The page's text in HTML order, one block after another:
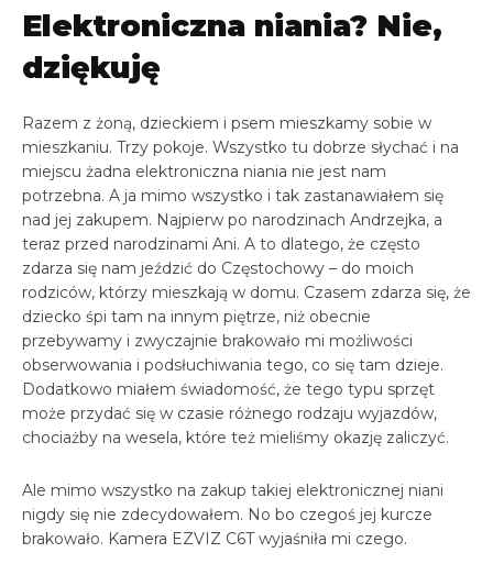
Elektroniczna niania? Nie,
dziękuję
Razem z żoną, dzieckiem i psem mieszkamy sobie w
mieszkaniu. Trzy pokoje. Wszystko tu dobrze słychać i na
miejscu żadna elektroniczna niania nie jest nam
potrzebna. A ja mimo wszystko i tak zastanawiałem się
nad jej zakupem. Najpierw po narodzinach Andrzejka, a
teraz przed narodzinami Ani. A to dlatego, że często
zdarza się nam jeździć do Częstochowy – do moich
rodziców, którzy mieszkają w domu. Czasem zdarza się, że
dziecko śpi tam na innym piętrze, niż obecnie
przebywamy i zwyczajnie brakowało mi możliwości
obserwowania i podsłuchiwania tego, co się tam dzieje.
Dodatkowo miałem świadomość, że tego typu sprzęt
może przydać się w czasie różnego rodzaju wyjazdów,
chociażby na wesela, które też mieliśmy okazję zaliczyć.
Ale mimo wszystko na zakup takiej elektronicznej niani
nigdy się nie zdecydowałem. No bo czegoś jej kurcze
brakowało. Kamera EZVIZ C6T wyjaśniła mi czego.